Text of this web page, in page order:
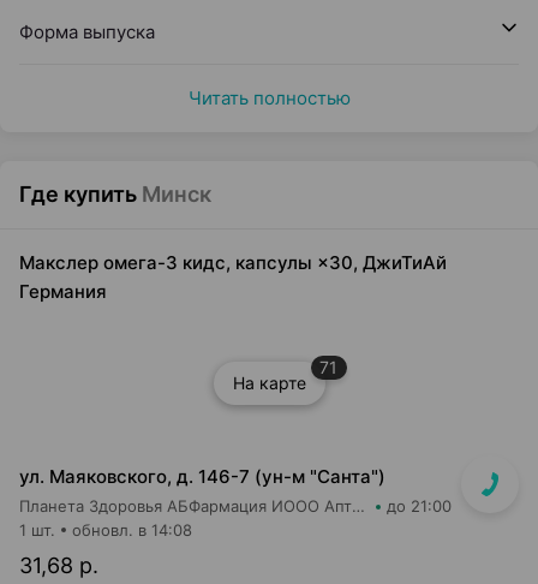
Форма выпуска
Читать полностью
Где купить Минск
Макслер омега-3 кидс, капсулы ×30, ДжиТиАй
Германия
На карте
71
ул. Маяковского, д. 146-7 (ун-м "Санта")
Планета Здоровья АБФармация ИООО Аптека №2 до 21:00
31,68 р.
1 шт. обновл. в 14:08